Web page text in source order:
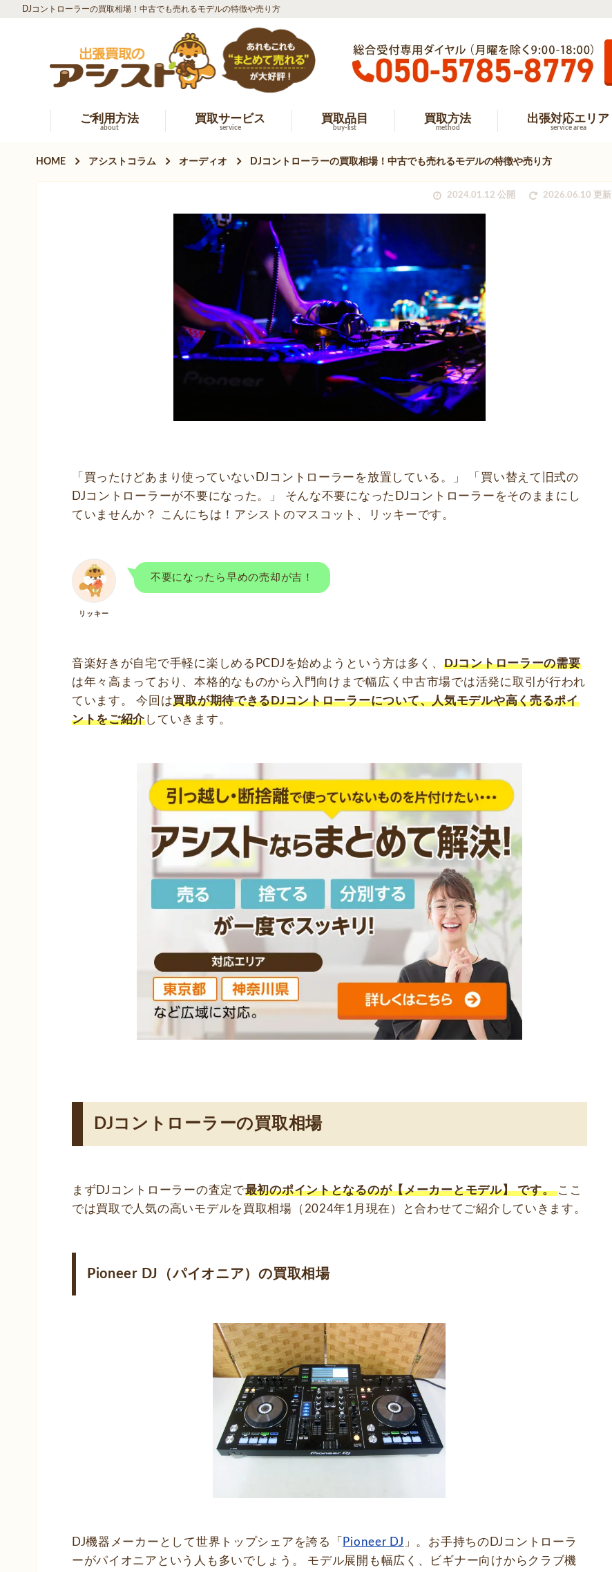
DJコントローラーの買取相場！中古でも売れるモデルの特徴や売り方
ご利用方法
about
買取サービス
service
買取品目
buy-list
買取方法
method
出張対応エリア
service area
HOME アシストコラム オーディオ DJコントローラーの買取相場！中古でも売れるモデルの特徴や売り方
2024.01.12 公開 2026.06.10 更新
「買ったけどあまり使っていないDJコントローラーを放置している。」 「買い替えて旧式の
DJコントローラーが不要になった。」 そんな不要になったDJコントローラーをそのままにし
ていませんか？ こんにちは！アシストのマスコット、リッキーです。
リッキー
不要になったら早めの売却が吉！
音楽好きが自宅で手軽に楽しめるPCDJを始めようという方は多く、 DJコントローラーの需要
は年々高まっており、本格的なものから入門向けまで幅広く中古市場では活発に取引が行われ
ています。 今回は買取が期待できるDJコントローラーについて、人気モデルや高く売るポイ
ントをご紹介していきます。
DJコントローラーの買取相場
まずDJコントローラーの査定で最初のポイントとなるのが【メーカーとモデル】です。 ここ
では買取で人気の高いモデルを買取相場（2024年1月現在）と合わせてご紹介していきます。
Pioneer DJ（パイオニア）の買取相場
DJ機器メーカーとして世界トップシェアを誇る「 Pioneer DJ 」。お手持ちのDJコントローラ
ーがパイオニアという人も多いでしょう。 モデル展開も幅広く、ビギナー向けからクラブ機